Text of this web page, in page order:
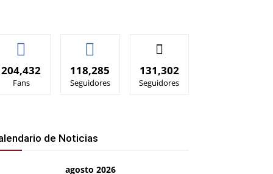
204,432
Fans
118,285
Seguidores
131,302
Seguidores
de Noticias
agosto 2026